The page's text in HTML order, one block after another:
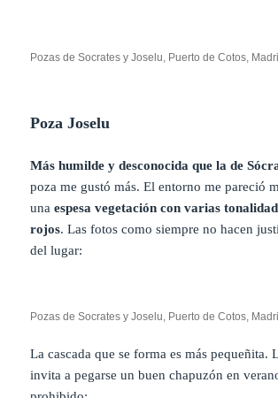
Pozas de Socrates y Joselu, Puerto de Cotos,
Poza Joselu
Más humilde y desconocida que la de
poza me gustó más. El entorno me pareció
unaespesa vegetación con varias
rojos. Las fotos como siempre no hacen
del lugar:
Pozas de Socrates y Joselu, Puerto de Cotos,
La cascada que se forma es más pequeñita.
invita a pegarse un buen chapuzón en